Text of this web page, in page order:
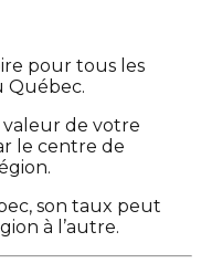
pour tous les
Québec.
de votre
le centre de
son taux peut
à l’autre.